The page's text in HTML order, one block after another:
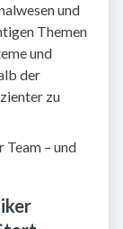
und
Themen
und
der
zu
Team – und